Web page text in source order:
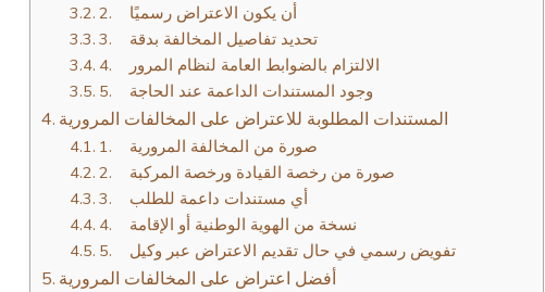
2. أن يكون الاعتراض رسميًا
3. تحديد تفاصيل المخالفة بدقة
4. الالتزام بالضوابط العامة لنظام المرور
5. وجود المستندات الداعمة عند الحاجة
المستندات المطلوبة للاعتراض على المخالفات المرورية
1. صورة من المخالفة المرورية
2. صورة من رخصة القيادة ورخصة المركبة
3. أي مستندات داعمة للطلب
4. نسخة من الهوية الوطنية أو الإقامة
5. تفويض رسمي في حال تقديم الاعتراض عبر وكيل
أفضل اعتراض على المخالفات المرورية